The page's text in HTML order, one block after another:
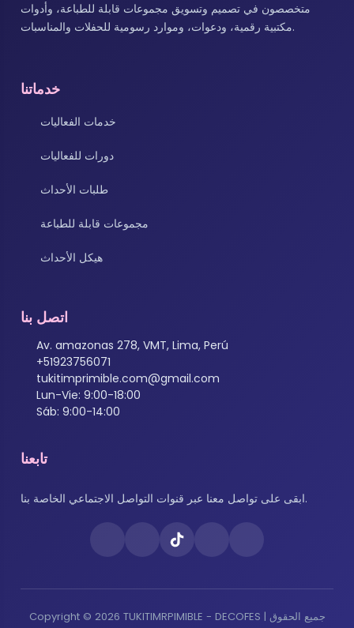
متخصصون في تصميم وتسويق مجموعات قابلة للطباعة، وأدوات
مكتبية رقمية، ودعوات، وموارد رسومية للحفلات والمناسبات.
خدماتنا
خدمات الفعاليات
دورات للفعاليات
طلبات الأحداث
مجموعات قابلة للطباعة
هيكل الأحداث
اتصل بنا
Av. amazonas 278, VMT, Lima, Perú
+51923756071
tukitimprimible.com@gmail.com
Lun-Vie: 9:00-18:00
Sáb: 9:00-14:00
تابعنا
ابقى على تواصل معنا عبر قنوات التواصل الاجتماعي الخاصة بنا.
Copyright © 2026 TUKITIMRPIMIBLE - DECOFES | جميع الحقوق